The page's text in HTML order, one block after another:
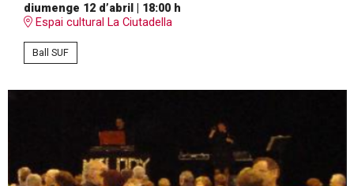
diumenge 12 d’abril
18:00 h
Espai cultural La Ciutadella
Ball SUF